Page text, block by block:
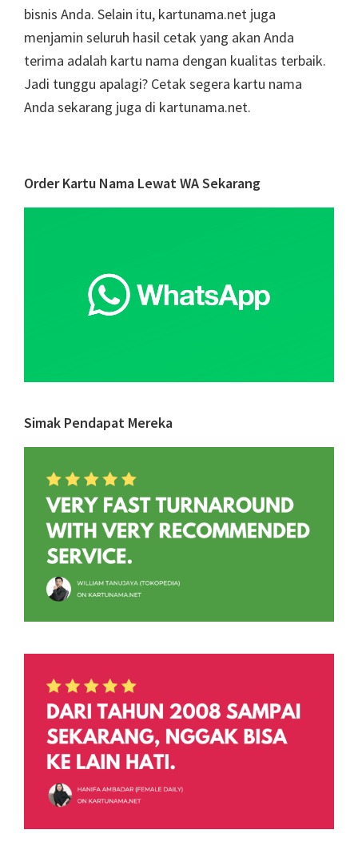
bisnis Anda. Selain itu, kartunama.net juga
menjamin seluruh hasil cetak yang akan Anda
terima adalah kartu nama dengan kualitas terbaik.
Jadi tunggu apalagi? Cetak segera kartu nama
Anda sekarang juga di kartunama.net.
Primary
Sidebar
Order Kartu Nama Lewat WA Sekarang
Simak Pendapat Mereka